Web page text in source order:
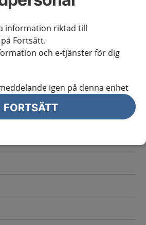
information riktad till
Fortsätt.
och e-tjänster för dig
igen på denna enhet
FORTSÄTT